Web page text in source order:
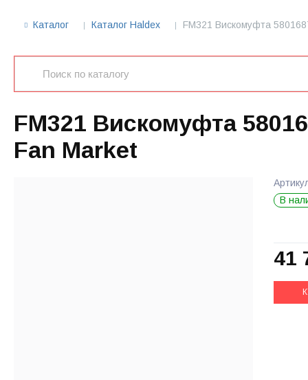
Каталог Каталог Haldex FM321 Вискомуфта
FM321 Вискомуфта
Fan Market
В
41